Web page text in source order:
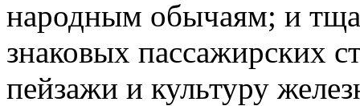
народным обычаям; и
знаковых пассажирских
пейзажи и культуру